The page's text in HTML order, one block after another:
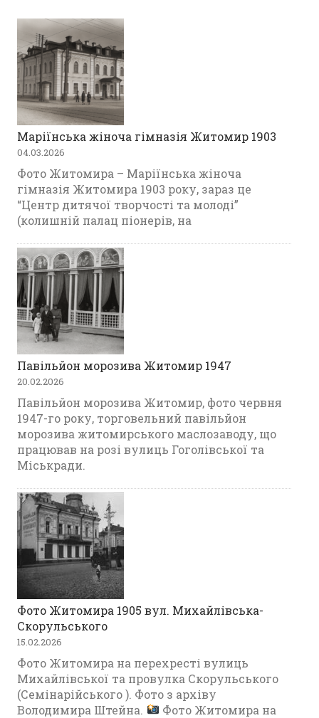
Маріїнська жіноча гімназія Житомир 1903
04.03.2026
Фото Житомира – Маріїнська жіноча
гімназія Житомира 1903 року, зараз це
“Центр дитячої творчості та молоді”
(колишній палац піонерів, на
Павільйон морозива Житомир 1947
20.02.2026
Павільйон морозива Житомир, фото червня
1947-го року, торговельний павільйон
морозива житомирського маслозаводу, що
працював на розі вулиць Гоголівської та
Міськради.
Фото Житомира 1905 вул. Михайлівська-
Скорульського
15.02.2026
Фото Житомира на перехресті вулиць
Михайлівської та провулка Скорульського
(Семінарійського ). Фото з архіву
Володимира Штейна.
Фото Житомира на